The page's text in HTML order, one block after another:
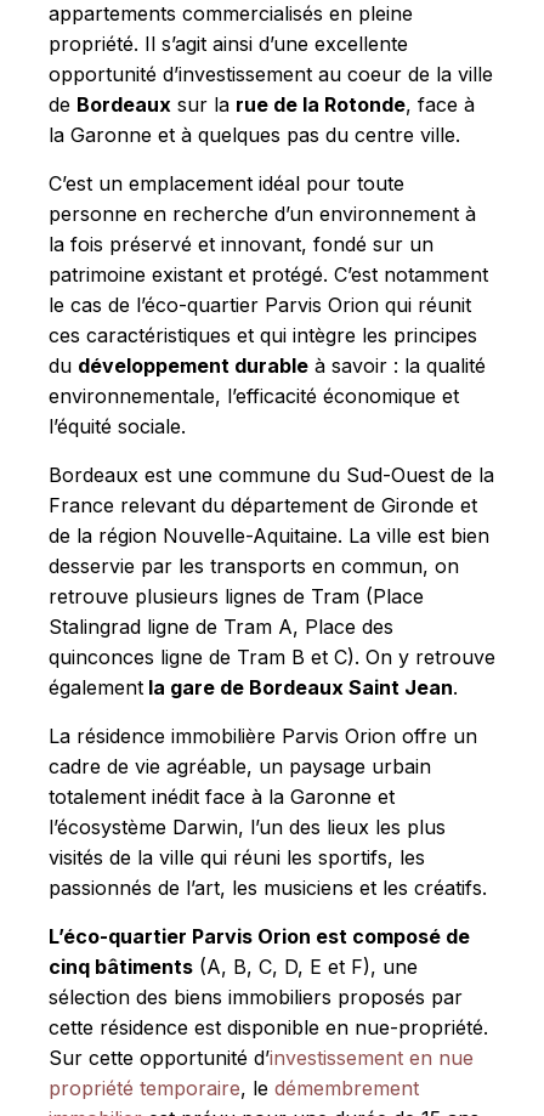
appartements commercialisés en pleine
propriété. Il s’agit ainsi d’une excellente
opportunité d’investissement au coeur de la ville
de Bordeaux sur la rue de la Rotonde, face à
la Garonne et à quelques pas du centre ville.
C’est un emplacement idéal pour toute
personne en recherche d’un environnement à
la fois préservé et innovant, fondé sur un
patrimoine existant et protégé. C’est notamment
le cas de l’éco-quartier Parvis Orion qui réunit
ces caractéristiques et qui intègre les principes
du développement durable à savoir : la qualité
environnementale, l’efficacité économique et
l’équité sociale.
Bordeaux est une commune du Sud-Ouest de la
France relevant du département de Gironde et
de la région Nouvelle-Aquitaine. La ville est bien
desservie par les transports en commun, on
retrouve plusieurs lignes de Tram (Place
Stalingrad ligne de Tram A, Place des
quinconces ligne de Tram B et C). On y retrouve
également la gare de Bordeaux Saint Jean.
La résidence immobilière Parvis Orion offre un
cadre de vie agréable, un paysage urbain
totalement inédit face à la Garonne et
l’écosystème Darwin, l’un des lieux les plus
visités de la ville qui réuni les sportifs, les
passionnés de l’art, les musiciens et les créatifs.
L’éco-quartier Parvis Orion est composé de
cinq bâtiments (A, B, C, D, E et F), une
sélection des biens immobiliers proposés par
cette résidence est disponible en nue-propriété.
Sur cette opportunité d’investissement en nue
propriété temporaire, le démembrement